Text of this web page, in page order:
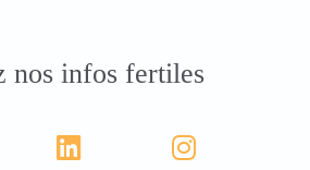
nos infos fertiles